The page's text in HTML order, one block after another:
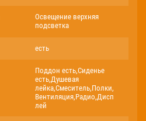
Освещение верхняя
подсветка
есть
Поддон есть,Сиденье
есть,Душевая
лейка,Смеситель,Полки,
Вентиляция,Радио,Дисп
лей